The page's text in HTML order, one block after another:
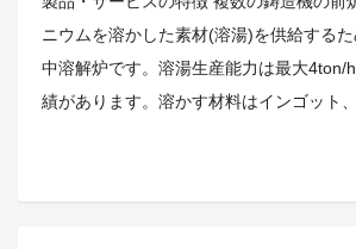
ニウムを溶かした素材(溶湯)を供給する
中溶解炉です。溶湯生産能力は最大4ton/
績があります。溶かす材料はインゴット、